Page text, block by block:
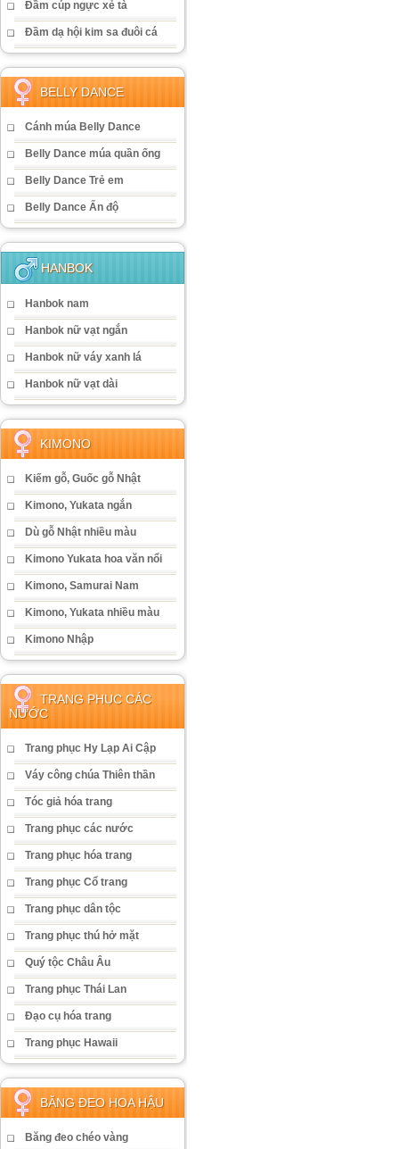
Đầm cúp ngực xẻ tà
Đầm dạ hội kim sa đuôi cá
BELLY DANCE
Cánh múa Belly Dance
Belly Dance múa quần ống
Belly Dance Trẻ em
Belly Dance Ấn độ
HANBOK
Hanbok nam
Hanbok nữ vạt ngắn
Hanbok nữ váy xanh lá
Hanbok nữ vạt dài
KIMONO
Kiếm gỗ, Guốc gỗ Nhật
Kimono, Yukata ngắn
Dù gỗ Nhật nhiều màu
Kimono Yukata hoa văn nổi
Kimono, Samurai Nam
Kimono, Yukata nhiều màu
Kimono Nhập
TRANG PHỤC CÁC
NƯỚC
Trang phục Hy Lạp Ai Cập
Váy công chúa Thiên thần
Tóc giả hóa trang
Trang phục các nước
Trang phục hóa trang
Trang phục Cổ trang
Trang phục dân tộc
Trang phục thú hở mặt
Quý tộc Châu Âu
Trang phục Thái Lan
Đạo cụ hóa trang
Trang phục Hawaii
BĂNG ĐEO HOA HẬU
Băng đeo chéo vàng